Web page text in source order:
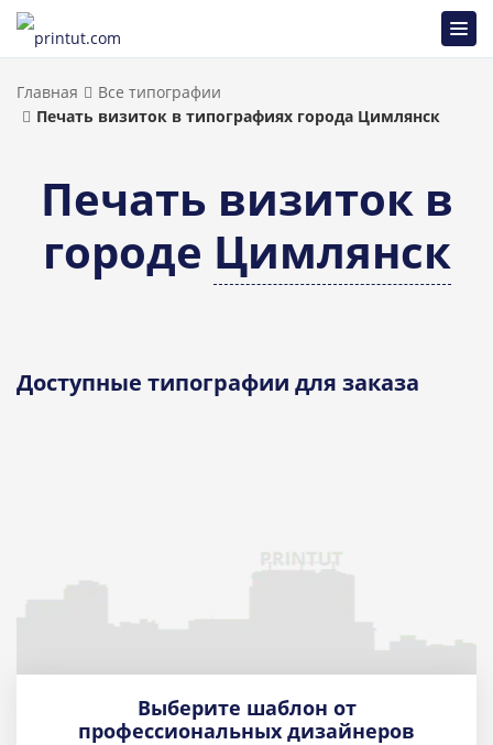
Главная
Все типографии
Печать визиток в типографиях города Цимлянск
Печать визиток в
городе Цимлянск
Доступные типографии для заказа
Выберите шаблон от
профессиональных дизайнеров